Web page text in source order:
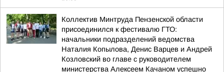
Коллектив Минтруда Пензенской области
присоединился к фестивалю ГТО:
начальники подразделений ведомства
Наталия Копылова, Денис Варцев и Андрей
Козловский во главе с руководителем
министерства Алексеем Качаном успешно